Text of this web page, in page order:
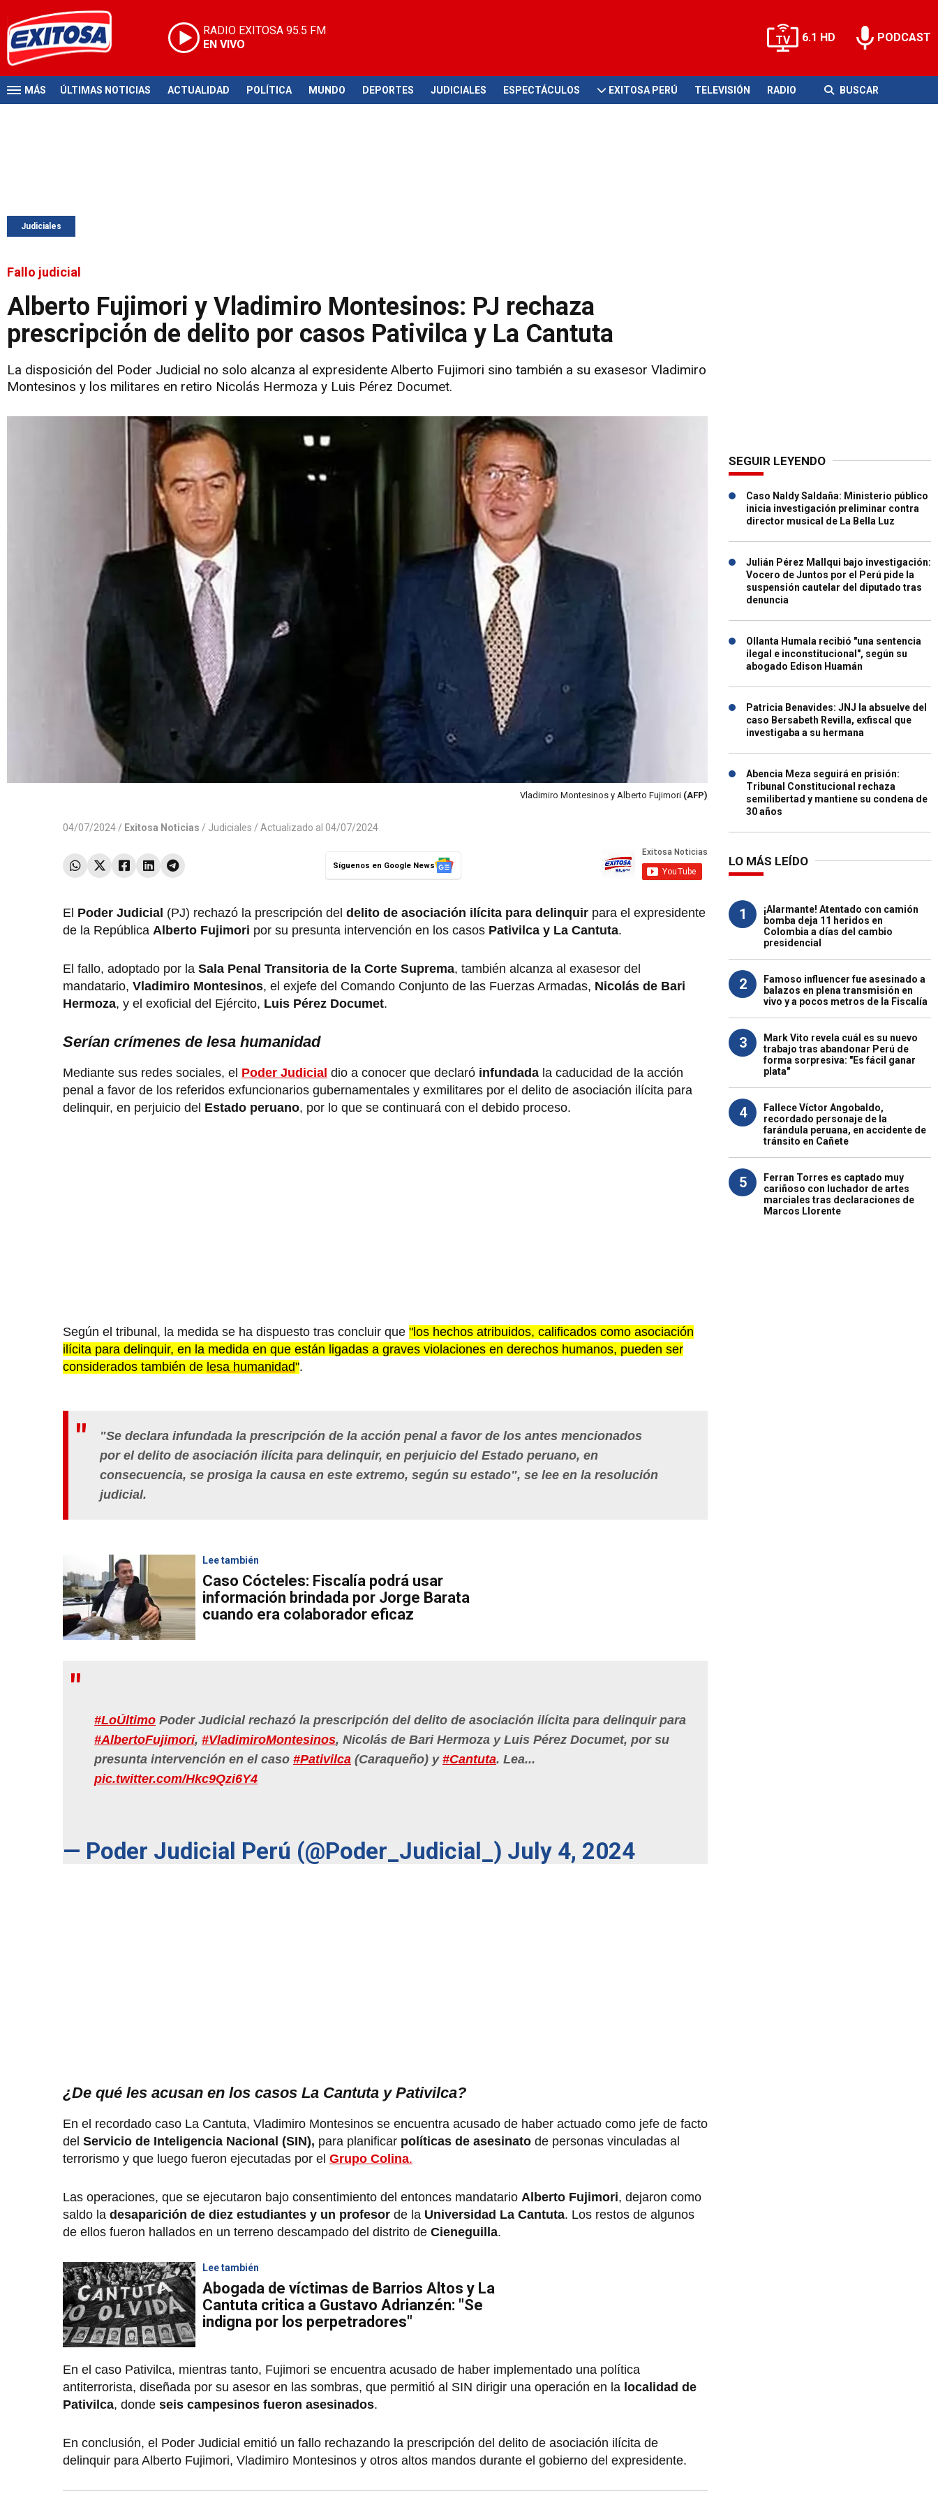
RADIO EXITOSA 95.5 FM
EN VIVO
6.1 HD PODCAST
MÁS ÚLTIMAS NOTICIAS ACTUALIDAD POLÍTICA MUNDO DEPORTES JUDICIALES ESPECTÁCULOS EXITOSA PERÚ TELEVISIÓN RADIO BUSCAR
Judiciales
Fallo judicial
Alberto Fujimori y Vladimiro Montesinos: PJ rechaza
prescripción de delito por casos Pativilca y La Cantuta
La disposición del Poder Judicial no solo alcanza al expresidente Alberto Fujimori sino también a su exasesor Vladimiro
Montesinos y los militares en retiro Nicolás Hermoza y Luis Pérez Documet.
Vladimiro Montesinos y Alberto Fujimori (AFP)
04/07/2024 / Exitosa Noticias / Judiciales / Actualizado al 04/07/2024
Síguenos en Google News
El Poder Judicial (PJ) rechazó la prescripción del delito de asociación ilícita para delinquir para el expresidente
de la República Alberto Fujimori por su presunta intervención en los casos Pativilca y La Cantuta.
El fallo, adoptado por la Sala Penal Transitoria de la Corte Suprema, también alcanza al exasesor del
mandatario, Vladimiro Montesinos, el exjefe del Comando Conjunto de las Fuerzas Armadas, Nicolás de Bari
Hermoza, y el exoficial del Ejército, Luis Pérez Documet.
Serían crímenes de lesa humanidad
Mediante sus redes sociales, el Poder Judicial dio a conocer que declaró infundada la caducidad de la acción
penal a favor de los referidos exfuncionarios gubernamentales y exmilitares por el delito de asociación ilícita para
delinquir, en perjuicio del Estado peruano, por lo que se continuará con el debido proceso.
Según el tribunal, la medida se ha dispuesto tras concluir que "los hechos atribuidos, calificados como asociación
ilícita para delinquir, en la medida en que están ligadas a graves violaciones en derechos humanos, pueden ser
considerados también de lesa humanidad".
"Se declara infundada la prescripción de la acción penal a favor de los antes mencionados
por el delito de asociación ilícita para delinquir, en perjuicio del Estado peruano, en
consecuencia, se prosiga la causa en este extremo, según su estado", se lee en la resolución
judicial.
Lee también
Caso Cócteles: Fiscalía podrá usar
información brindada por Jorge Barata
cuando era colaborador eficaz
#LoÚltimo Poder Judicial rechazó la prescripción del delito de asociación ilícita para delinquir para
#AlbertoFujimori, #VladimiroMontesinos, Nicolás de Bari Hermoza y Luis Pérez Documet, por su
presunta intervención en el caso #Pativilca (Caraqueño) y #Cantuta. Lea...
pic.twitter.com/Hkc9Qzi6Y4
— Poder Judicial Perú (@Poder_Judicial_) July 4, 2024
¿De qué les acusan en los casos La Cantuta y Pativilca?
En el recordado caso La Cantuta, Vladimiro Montesinos se encuentra acusado de haber actuado como jefe de facto
del Servicio de Inteligencia Nacional (SIN), para planificar políticas de asesinato de personas vinculadas al
terrorismo y que luego fueron ejecutadas por el Grupo Colina.
Las operaciones, que se ejecutaron bajo consentimiento del entonces mandatario Alberto Fujimori, dejaron como
saldo la desaparición de diez estudiantes y un profesor de la Universidad La Cantuta. Los restos de algunos
de ellos fueron hallados en un terreno descampado del distrito de Cieneguilla.
Lee también
Abogada de víctimas de Barrios Altos y La
Cantuta critica a Gustavo Adrianzén: "Se
indigna por los perpetradores"
En el caso Pativilca, mientras tanto, Fujimori se encuentra acusado de haber implementado una política
antiterrorista, diseñada por su asesor en las sombras, que permitió al SIN dirigir una operación en la localidad de
Pativilca, donde seis campesinos fueron asesinados.
En conclusión, el Poder Judicial emitió un fallo rechazando la prescripción del delito de asociación ilícita de
delinquir para Alberto Fujimori, Vladimiro Montesinos y otros altos mandos durante el gobierno del expresidente.
SEGUIR LEYENDO
Caso Naldy Saldaña: Ministerio público
inicia investigación preliminar contra
director musical de La Bella Luz
Julián Pérez Mallqui bajo investigación:
Vocero de Juntos por el Perú pide la
suspensión cautelar del diputado tras
denuncia
Ollanta Humala recibió "una sentencia
ilegal e inconstitucional", según su
abogado Edison Huamán
Patricia Benavides: JNJ la absuelve del
caso Bersabeth Revilla, exfiscal que
investigaba a su hermana
Abencia Meza seguirá en prisión:
Tribunal Constitucional rechaza
semilibertad y mantiene su condena de
30 años
LO MÁS LEÍDO
1
¡Alarmante! Atentado con camión
bomba deja 11 heridos en
Colombia a días del cambio
presidencial
2
Famoso influencer fue asesinado a
balazos en plena transmisión en
vivo y a pocos metros de la Fiscalía
3
Mark Vito revela cuál es su nuevo
trabajo tras abandonar Perú de
forma sorpresiva: "Es fácil ganar
plata"
4
Fallece Víctor Angobaldo,
recordado personaje de la
farándula peruana, en accidente de
tránsito en Cañete
5
Ferran Torres es captado muy
cariñoso con luchador de artes
marciales tras declaraciones de
Marcos Llorente